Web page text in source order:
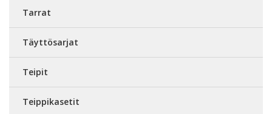
Tarrat
Täyttösarjat
Teipit
Teippikasetit